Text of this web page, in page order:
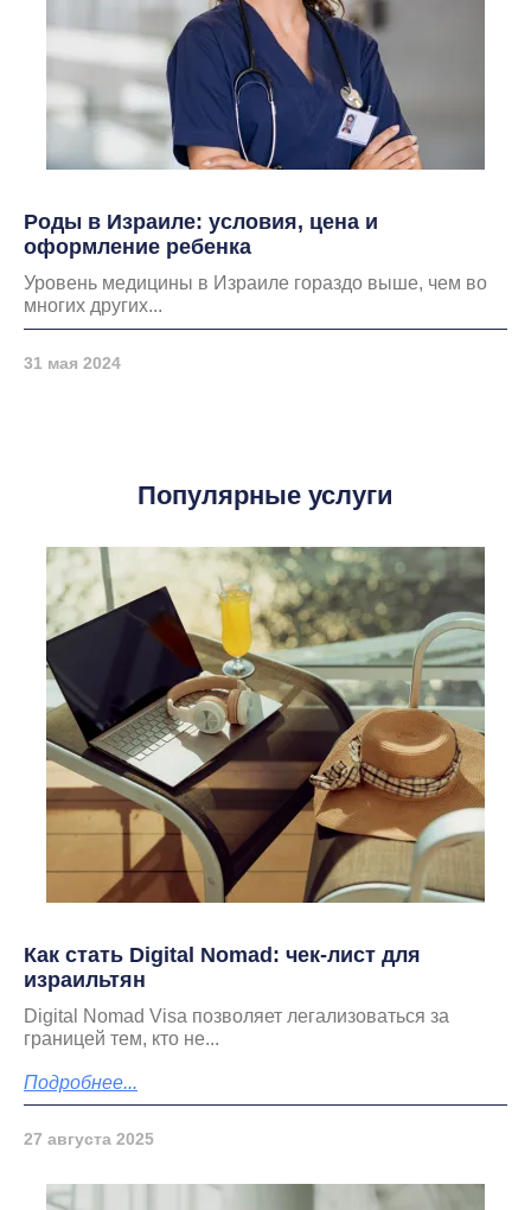
Роды в Израиле: условия, цена и
оформление ребенка
Уровень медицины в Израиле гораздо выше, чем во
многих других...
31 мая 2024
Популярные услуги
Как стать Digital Nomad: чек-лист для
израильтян
Digital Nomad Visa позволяет легализоваться за
границей тем, кто не...
Подробнее...
27 августа 2025